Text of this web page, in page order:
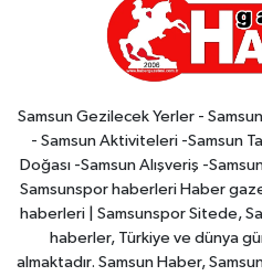
Samsun Gezilecek Yerler -
- Samsun Aktiviteleri -Samsun
Doğası -Samsun Alışveriş -
Samsunspor haberleri Haber
haberleri | Samsunspor Sitede,
haberler, Türkiye ve dünya
almaktadır. Samsun Haber,